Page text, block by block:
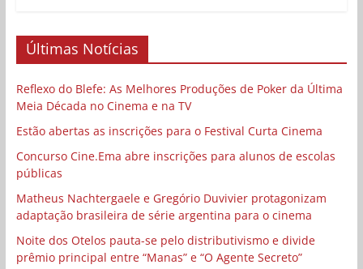
Últimas Notícias
Reflexo do Blefe: As Melhores Produções de Poker da Última
Meia Década no Cinema e na TV
Estão abertas as inscrições para o Festival Curta Cinema
Concurso Cine.Ema abre inscrições para alunos de escolas
públicas
Matheus Nachtergaele e Gregório Duvivier protagonizam
adaptação brasileira de série argentina para o cinema
Noite dos Otelos pauta-se pelo distributivismo e divide
prêmio principal entre “Manas” e “O Agente Secreto”